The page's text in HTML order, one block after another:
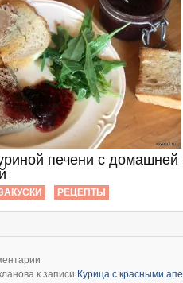
печени с домашней
РЕЦЕПТЫ
к записи Курица с красными